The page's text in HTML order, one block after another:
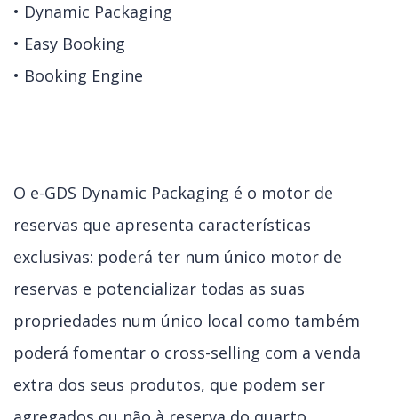
• Dynamic Packaging
• Easy Booking
• Booking Engine
O e-GDS Dynamic Packaging é o motor de
reservas que apresenta características
exclusivas: poderá ter num único motor de
reservas e potencializar todas as suas
propriedades num único local como também
poderá fomentar o cross-selling com a venda
extra dos seus produtos, que podem ser